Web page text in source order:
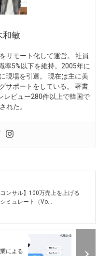
和敏
リモート化して運営。 社員
率5%以下を維持。2005年に
現場を引退。 現在は主に美
サポートをしている。 著書
レビュー280件以上で韓国で
れた。
コンサル】100万売上を上げる
ミュレート（Vo...
による